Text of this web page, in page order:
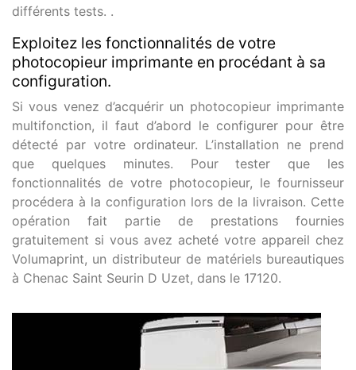
différents tests. .
Exploitez les fonctionnalités de votre
photocopieur imprimante en procédant à sa
configuration.
Si vous venez d’acquérir un photocopieur imprimante
multifonction, il faut d’abord le configurer pour être
détecté par votre ordinateur. L’installation ne prend
que quelques minutes. Pour tester que les
fonctionnalités de votre photocopieur, le fournisseur
procédera à la configuration lors de la livraison. Cette
opération fait partie de prestations fournies
gratuitement si vous avez acheté votre appareil chez
Volumaprint, un distributeur de matériels bureautiques
à Chenac Saint Seurin D Uzet, dans le 17120.